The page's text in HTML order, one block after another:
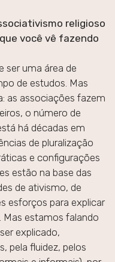
religioso
você vê fazendo
ser uma área de
de estudos. Mas
as associações fazem
o número de
há décadas em
de pluralização
e configurações
estão na base das
de ativismo, de
esforços para explicar
Mas estamos falando
explicado,
pela fluidez, pelos